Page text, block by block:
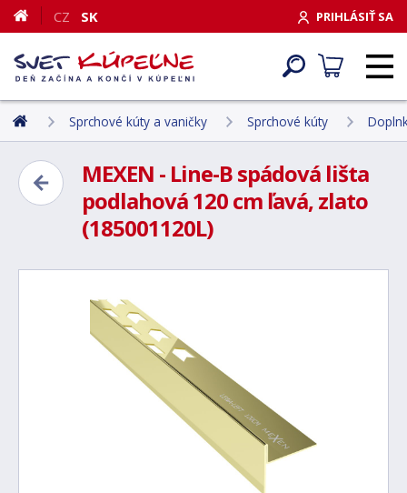
PRIHLÁSIŤ SA
CZ SK
Sprchové kúty a vaničky Sprchové kúty
MEXEN - Line-B spádová lišta
podlahová 120 cm ľavá, zlato
(185001120L)